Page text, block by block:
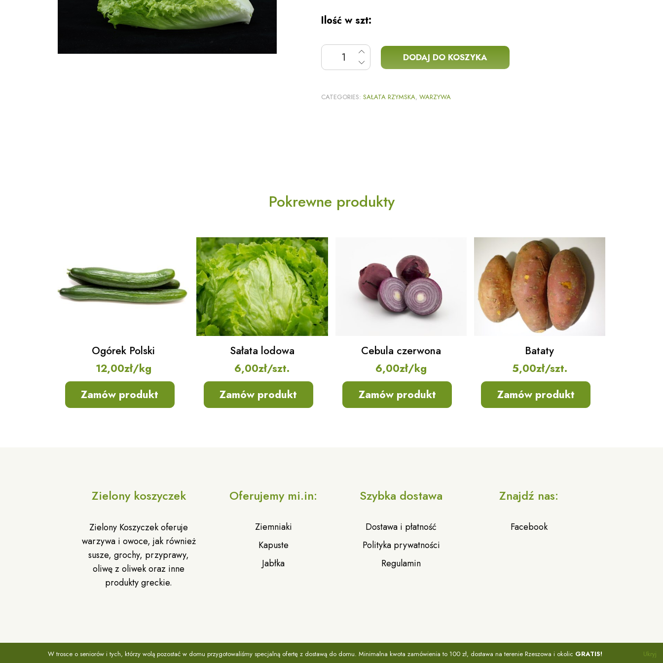
Ilość w szt:
ilość Sałata RzymskaDODAJ DO KOSZYKA
CATEGORIES: SAŁATA RZYMSKA, WARZYWA
Pokrewne produkty
Ogórek Polski
12,00zł/kg
Zamów produkt
Sałata lodowa
6,00zł/szt.
Zamów produkt
Cebula czerwona
6,00zł/kg
Zamów produkt
Bataty
5,00zł/szt.
Zamów produkt
Zielony koszyczek
Zielony Koszyczek oferuje
warzywa i owoce, jak również
susze, grochy, przyprawy,
oliwę z oliwek oraz inne
produkty greckie.
Oferujemy mi.in:
Ziemniaki
Kapuste
Jabłka
Szybka dostawa
Dostawa i płatność
Polityka prywatności
Regulamin
Znajdź nas:
Facebook
www.zielonykoszyczek.rzeszow.pl
W trosce o seniorów i tych, którzy wolą pozostać w domu przygotowaliśmy specjalną ofertę z dostawą do domu. Minimalna kwota zamówienia to 100 zł, dostawa na terenie Rzeszowa i okolic GRATIS! Ukryj